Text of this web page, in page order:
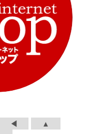
◀
▲